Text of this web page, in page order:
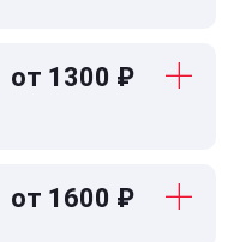
от 1300 ₽
от 1600 ₽